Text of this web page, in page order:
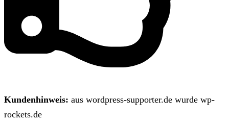
Kundenhinweis: aus wordpress-supporter.de wurde wp-
rockets.de